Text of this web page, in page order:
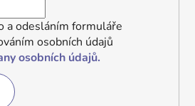
a odesláním formuláře
osobních údajů
osobních údajů.